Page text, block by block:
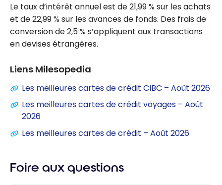
Le taux d’intérêt annuel est de 21,99 % sur les achats
et de 22,99 % sur les avances de fonds. Des frais de
conversion de 2,5 % s’appliquent aux transactions
en devises étrangères.
Liens Milesopedia
Les meilleures cartes de crédit CIBC – Août 2026
Les meilleures cartes de crédit voyages – Août
2026
Les meilleures cartes de crédit – Août 2026
Foire aux questions